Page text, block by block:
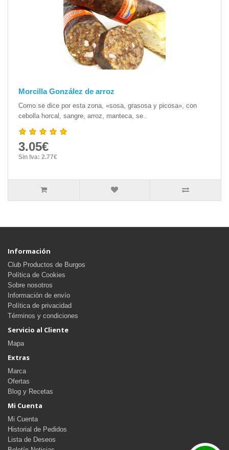
Morcilla González de arroz
Como se dice por esta zona, «sosa, grasosa y picosa», con
cebolla horcal, sangre, arroz, manteca, se..
3.05€
Sin Iva: 2.77€
Información
Club Productos de Burgos
Política de Cookies
Sobre nosotros
Información de envío
Política de privacidad
Términos y condiciones
Servicio al Cliente
Mapa
Extras
Marca
Ofertas
Blog y Recetas
Mi Cuenta
Mi Cuenta
Historial de Pedidos
Lista de Deseos